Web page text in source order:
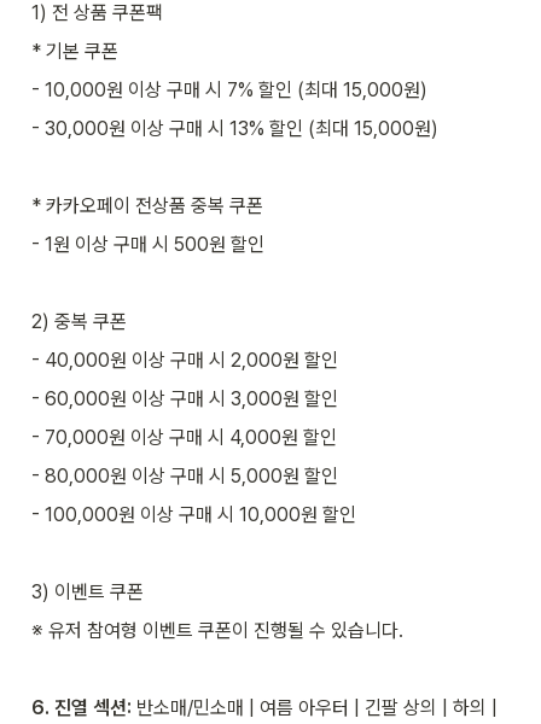
1) 전 상품 쿠폰팩
* 기본 쿠폰
- 10,000원 이상 구매 시 7% 할인 (최대 15,000원)
- 30,000원 이상 구매 시 13% 할인 (최대 15,000원)
* 카카오페이 전상품 중복 쿠폰
- 1원 이상 구매 시 500원 할인
2) 중복 쿠폰
- 40,000원 이상 구매 시 2,000원 할인
- 60,000원 이상 구매 시 3,000원 할인
- 70,000원 이상 구매 시 4,000원 할인
- 80,000원 이상 구매 시 5,000원 할인
- 100,000원 이상 구매 시 10,000원 할인
3) 이벤트 쿠폰
※ 유저 참여형 이벤트 쿠폰이 진행될 수 있습니다.
6. 진열 섹션: 반소매/민소매 | 여름 아우터 | 긴팔 상의 | 하의 |